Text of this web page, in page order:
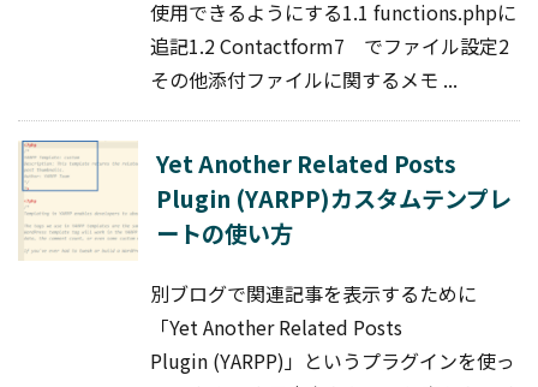
使用できるようにする1.1 functions.phpに
追記1.2 Contactform7 でファイル設定2
その他添付ファイルに関するメモ ...
Yet Another Related Posts
Plugin (YARPP)カスタムテンプレ
ートの使い方
別ブログで関連記事を表示するために
「Yet Another Related Posts
Plugin (YARPP)」というプラグインを使っ